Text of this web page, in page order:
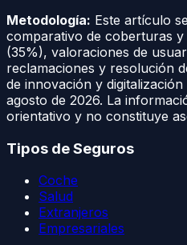
Metodología: Este artículo
comparativo de coberturas
(35%), valoraciones de
reclamaciones y resolución
de innovación y
agosto de 2026. La
orientativo y no constituye
Tipos de Seguros
Coche
Salud
Extranjeros
Empresariales